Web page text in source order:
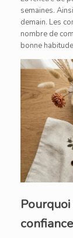
semaines.
demain. Les
nombre de
bonne
confiance